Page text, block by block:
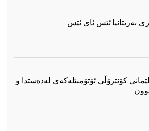
بەریتانیا ئێس ئای ئێس
کۆنترۆڵی ئۆتۆمبێلەکەی لەدەستدا و